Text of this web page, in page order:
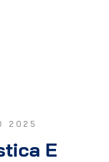
2025
E